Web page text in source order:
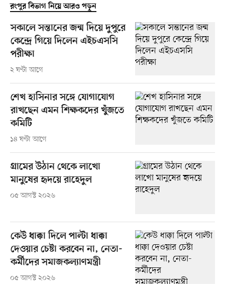
রংপুর বিভাগ নিয়ে আরও পড়ুন
সকালে সন্তানের জন্ম দিয়ে দুপুরে
কেন্দ্রে গিয়ে দিলেন এইচএসসি
পরীক্ষা
২ ঘণ্টা আগে
শেখ হাসিনার সঙ্গে যোগাযোগ
রাখছেন এমন শিক্ষকদের খুঁজতে
কমিটি
১৪ ঘণ্টা আগে
গ্রামের উঠান থেকে লাখো
মানুষের হৃদয়ে রাহেদুল
০৫ আগস্ট ২০২৬
কেউ ধাক্কা দিলে পাল্টা ধাক্কা
দেওয়ার চেষ্টা করবেন না, নেতা-
কর্মীদের সমাজকল্যাণমন্ত্রী
০৫ আগস্ট ২০২৬